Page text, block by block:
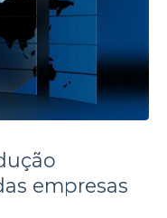
empresas